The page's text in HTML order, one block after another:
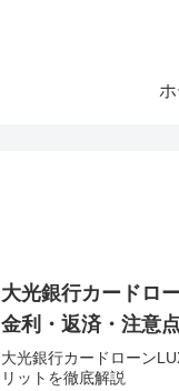
大光銀行カードロ
金利・返済・注意
大光銀行カードローン
リットを徹底解説